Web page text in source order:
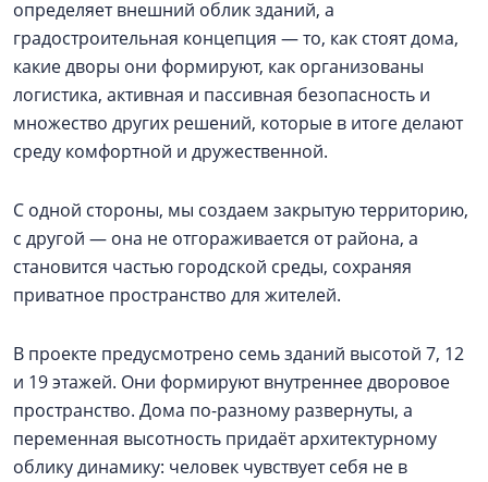
определяет внешний облик зданий, а
градостроительная концепция — то, как стоят дома,
какие дворы они формируют, как организованы
логистика, активная и пассивная безопасность и
множество других решений, которые в итоге делают
среду комфортной и дружественной.
С одной стороны, мы создаем закрытую территорию,
с другой — она не отгораживается от района, а
становится частью городской среды, сохраняя
приватное пространство для жителей.
В проекте предусмотрено семь зданий высотой 7, 12
и 19 этажей. Они формируют внутреннее дворовое
пространство. Дома по-разному развернуты, а
переменная высотность придаёт архитектурному
облику динамику: человек чувствует себя не в